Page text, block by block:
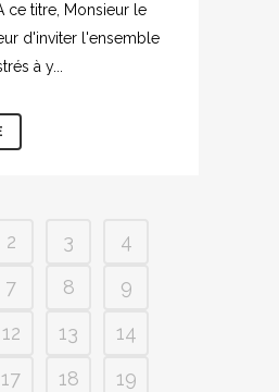
ce titre, Monsieur le
d'inviter l'ensemble
à y...
2 3
4
7 8
9
12 13
14
17 18
19